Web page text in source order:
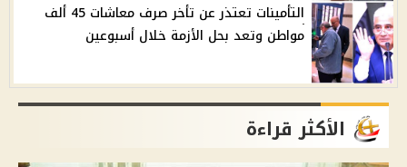
التأمينات تعتذر عن تأخر صرف معاشات 45 ألف
مواطن وتعد بحل الأزمة خلال أسبوعين
الأكثر قراءة